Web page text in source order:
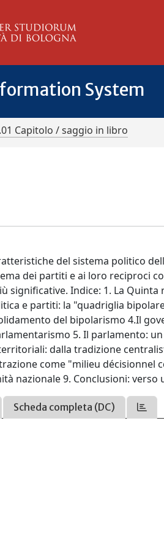
System
Capitolo / saggio in libro
del sistema politico
dei partiti e ai loro reciproci
significative. Indice: 1. La
e partiti: la "quadriglia
del bipolarismo 4.Il
5. Il parlamento:
dalla tradizione
come "milieu décisionnel
nazionale 9. Conclusioni:
Scheda completa (DC)